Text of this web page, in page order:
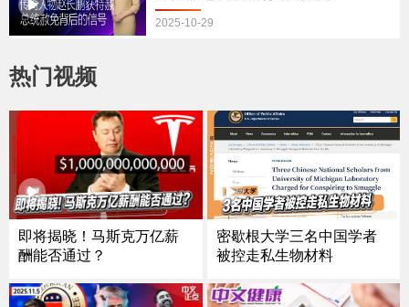
2025-10-29
热门视频
即将揭晓！马斯克万亿薪
酬能否通过？
密歇根大学三名中国学者
被控走私生物材料